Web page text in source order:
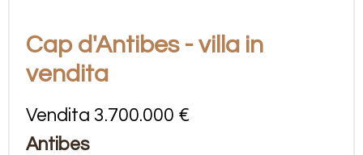
Cap d'Antibes - villa in
vendita
Vendita 3.700.000 €
Antibes